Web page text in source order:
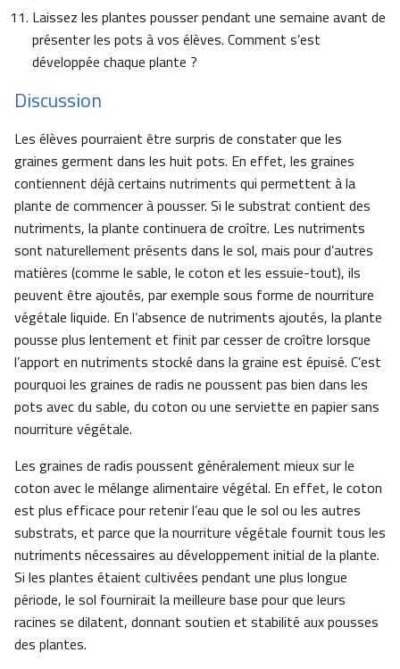
Laissez les plantes pousser pendant une semaine avant de
présenter les pots à vos élèves. Comment s’est
développée chaque plante ?
Discussion
Les élèves pourraient être surpris de constater que les
graines germent dans les huit pots. En effet, les graines
contiennent déjà certains nutriments qui permettent à la
plante de commencer à pousser. Si le substrat contient des
nutriments, la plante continuera de croître. Les nutriments
sont naturellement présents dans le sol, mais pour d’autres
matières (comme le sable, le coton et les essuie-tout), ils
peuvent être ajoutés, par exemple sous forme de nourriture
végétale liquide. En l’absence de nutriments ajoutés, la plante
pousse plus lentement et finit par cesser de croître lorsque
l’apport en nutriments stocké dans la graine est épuisé. C’est
pourquoi les graines de radis ne poussent pas bien dans les
pots avec du sable, du coton ou une serviette en papier sans
nourriture végétale.
Les graines de radis poussent généralement mieux sur le
coton avec le mélange alimentaire végétal. En effet, le coton
est plus efficace pour retenir l’eau que le sol ou les autres
substrats, et parce que la nourriture végétale fournit tous les
nutriments nécessaires au développement initial de la plante.
Si les plantes étaient cultivées pendant une plus longue
période, le sol fournirait la meilleure base pour que leurs
racines se dilatent, donnant soutien et stabilité aux pousses
des plantes.